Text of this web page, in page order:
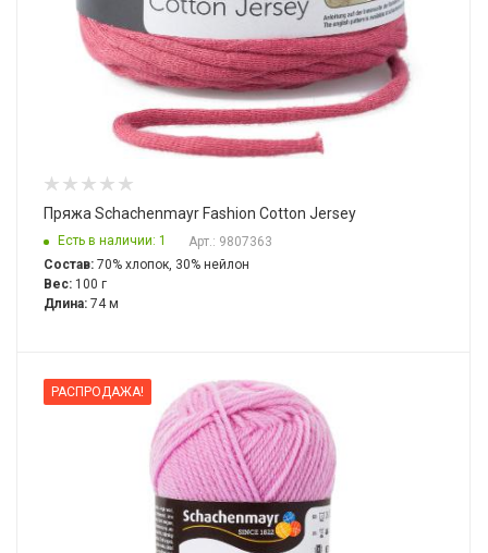
Пряжа Schachenmayr Fashion Cotton Jersey
Есть в наличии: 1
Арт.: 9807363
Состав: 70% хлопок, 30% нейлон
Вес: 100 г
Длина: 74 м
РАСПРОДАЖА!